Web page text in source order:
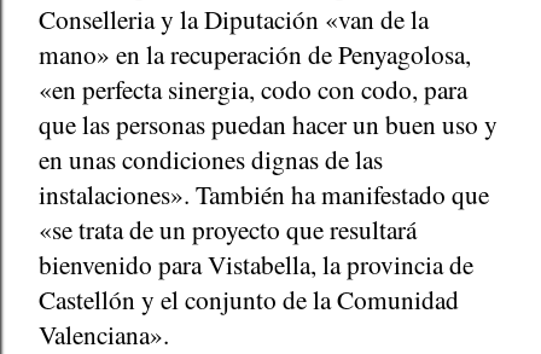
Conselleria y la Diputación «van de la
mano» en la recuperación de Penyagolosa,
«en perfecta sinergia, codo con codo, para
que las personas puedan hacer un buen uso y
en unas condiciones dignas de las
instalaciones». También ha manifestado que
«se trata de un proyecto que resultará
bienvenido para Vistabella, la provincia de
Castellón y el conjunto de la Comunidad
Valenciana».